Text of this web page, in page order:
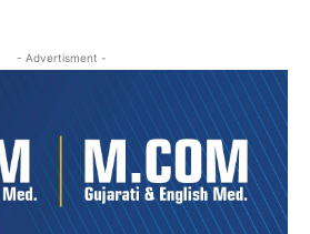
- Advertisment -